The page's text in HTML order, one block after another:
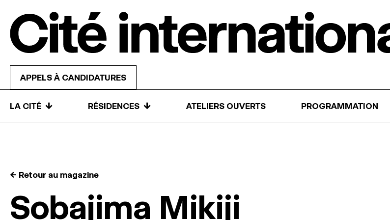
APPELS À CANDIDATURES
LA CITÉ ↓ RÉSIDENCES ↓ ATELIERS OUVERTS PROGRAMMATION
← Retour au magazine
Sobajima Mikiji